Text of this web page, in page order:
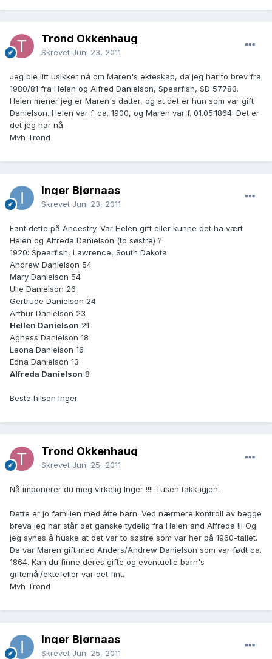
Trond Okkenhaug
Skrevet Juni 23, 2011
Jeg ble litt usikker nå om Maren's ekteskap, da jeg har to brev fra
1980/81 fra Helen og Alfred Danielson, Spearfish, SD 57783.
Helen mener jeg er Maren's datter, og at det er hun som var gift
Danielson. Helen var f. ca. 1900, og Maren var f. 01.05.1864. Det er
det jeg har nå.
Mvh Trond
Inger Bjørnaas
Skrevet Juni 23, 2011
Fant dette på Ancestry. Var Helen gift eller kunne det ha vært
Helen og Alfreda Danielson (to søstre) ?
1920: Spearfish, Lawrence, South Dakota
Andrew Danielson 54
Mary Danielson 54
Ulie Danielson 26
Gertrude Danielson 24
Arthur Danielson 23
Hellen Danielson 21
Agness Danielson 18
Leona Danielson 16
Edna Danielson 13
Alfreda Danielson 8
Beste hilsen Inger
Trond Okkenhaug
Skrevet Juni 25, 2011
Nå imponerer du meg virkelig Inger !!!! Tusen takk igjen.
Dette er jo familien med åtte barn. Ved nærmere kontroll av begge
breva jeg har står det ganske tydelig fra Helen and Alfreda !!! Og
jeg synes å huske at det var to søstre som var her på 1960-tallet.
Da var Maren gift med Anders/Andrew Danielson som var født ca.
1864. Kan du finne deres gifte og eventuelle barn's
giftemål/ektefeller var det fint.
Mvh Trond
Inger Bjørnaas
Skrevet Juni 25, 2011